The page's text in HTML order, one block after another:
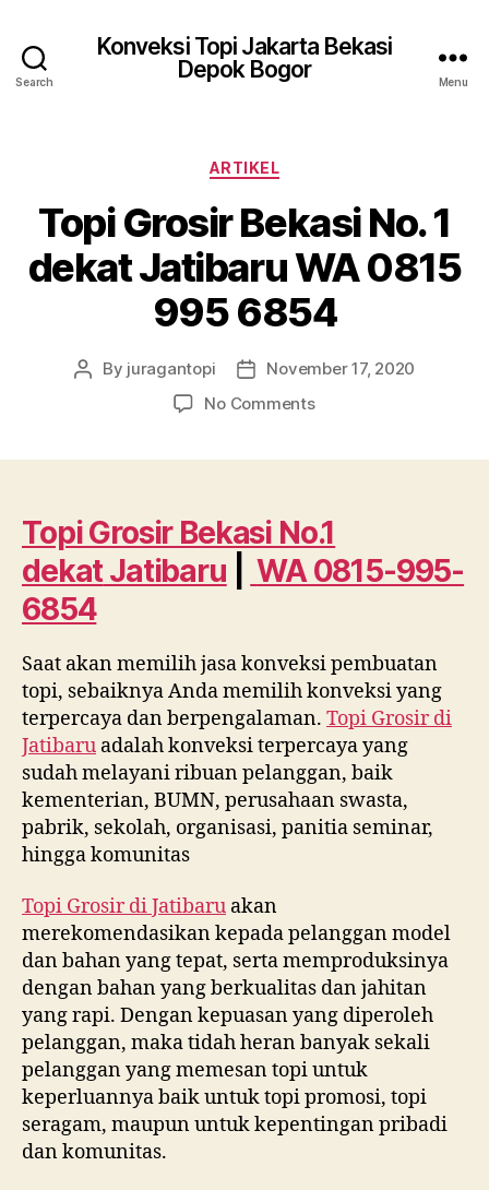
Search
Konveksi Topi Jakarta Bekasi
Depok Bogor
Menu
Categories
ARTIKEL
Topi Grosir Bekasi No. 1
dekat Jatibaru WA 0815
995 6854
Post
By juragantopi
PostNovember 17, 2020
No Commentson
dekat
Jatibaru
6854
Topi Grosir Bekasi No.1
dekat Jatibaru
WA 0815-995-
6854
Saat akan memilih jasa konveksi pembuatan
topi, sebaiknya Anda memilih konveksi yang
terpercaya dan berpengalaman. Topi Grosir di
Jatibaru adalah konveksi terpercaya yang
sudah melayani ribuan pelanggan, baik
kementerian, BUMN, perusahaan swasta,
pabrik, sekolah, organisasi, panitia seminar,
hingga komunitas
Topi Grosir diJatibaru akan
merekomendasikan kepada pelanggan model
dan bahan yang tepat, serta memproduksinya
dengan bahan yang berkualitas dan jahitan
yang rapi. Dengan kepuasan yang diperoleh
pelanggan, maka tidah heran banyak sekali
pelanggan yang memesan topi untuk
keperluannya baik untuk topi promosi, topi
seragam, maupun untuk kepentingan pribadi
dan komunitas.